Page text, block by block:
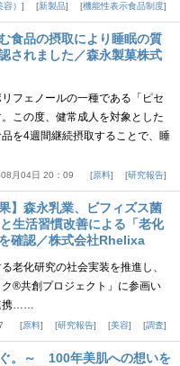
） 新製品 機能性表示食品制度
食品の摂取により睡眠の質
されました／森永製菓株式
フェノールの一種である「ピセ
この度、健常成人を対象とした
を4週間継続摂取することで、睡
月04日 20：09 原料 研究報告
】森永乳業、ビフィズス菌
生活習慣改善による「老化
確認／株式会社Rhelixa
老化研究の社会実装を推進し、
®共創プロジェクト」に参画い
携……
原料 研究報告 美容 調査
。～ 100年美肌への想いを